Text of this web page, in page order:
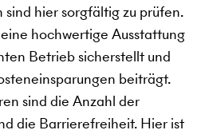
hier sorgfältig zu prüfen.
hochwertige Ausstattung
Betrieb sicherstellt und
beiträgt.
sind die Anzahl der
die Barrierefreiheit. Hier ist